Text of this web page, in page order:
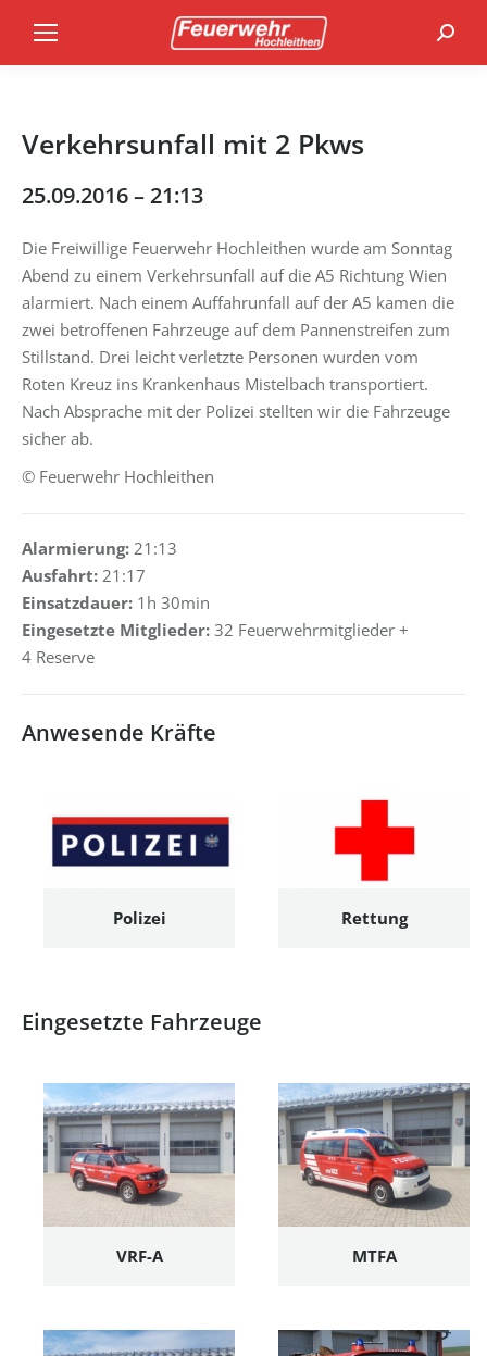
Verkehrsunfall mit 2 Pkws
25.09.2016 – 21:13
Die Freiwillige Feuerwehr Hochleithen wurde am Sonntag
Abend zu einem Verkehrsunfall auf die A5 Richtung Wien
alarmiert. Nach einem Auffahrunfall auf der A5 kamen die
zwei betroffenen Fahrzeuge auf dem Pannenstreifen zum
Stillstand. Drei leicht verletzte Personen wurden vom
Roten Kreuz ins Krankenhaus Mistelbach transportiert.
Nach Absprache mit der Polizei stellten wir die Fahrzeuge
sicher ab.
© Feuerwehr Hochleithen
Alarmierung: 21:13
Ausfahrt: 21:17
Einsatzdauer: 1h 30min
Eingesetzte Mitglieder: 32 Feuerwehrmitglieder +
4 Reserve
Anwesende Kräfte
Polizei Rettung
Eingesetzte Fahrzeuge
VRF-A MTFA